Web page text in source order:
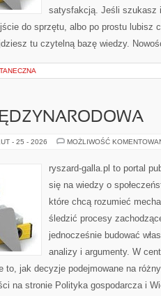
satysfakcją. Jeśli szukasz
do sprzętu, albo po prostu lubisz
tu czytelną bazę wiedzy.
- 25 - 2026 MOŻLIWOŚĆ
ryszard-galla.pl to portal
się na wiedzy o
które chcą rozumieć
śledzić procesy
jednocześnie budować
analizy i argumenty. W
to, jak decyzje podejmowane na
na stronie Polityka gospodarcza i